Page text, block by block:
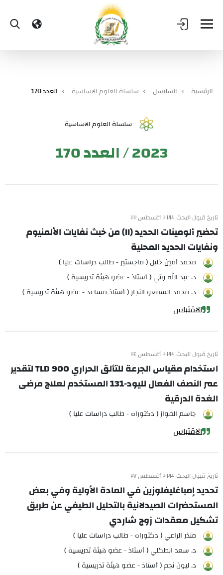
الرئيسية السلاسل سلسلة العلوم الاساسية العدد 170
سلسلة العلوم الاساسية
2023 / العدد 170
تاريخ قبول البحث ٢٠٢٣ أغسطس ٢٢
تحضير ألومينات الحديد (II) من خبث نفايات الألمنيوم
ونفايات الحديد المحلية
محمد أمين خليل ( ماجستير - طالب دراسات عليا )
د. عبد الله وتي ( أستاذ - عضو هيئة تدريسية )
د. محمد السمعو النجار ( أستاذ مساعد - عضو هيئة تدريسية )
الاقتباس
تاريخ قبول البحث ٢٠٢٣ أغسطس ٢٤
استخدام مقياس الجرعة للتألق الحراري TLD 900 لتقدير
عمر النصف الفعال لليود-131 المستخدم لعلاج مرضى
الغدة الدرقية
جاسم الفواز ( دكتوراه - طالب دراسات عليا )
الاقتباس
تاريخ قبول البحث ٢٠٢٣ أغسطس ٢٧
تحديد إمباغليفلوزين في المادة الأولية وفي بعض
المستحضرات الصيدلانية بالتحليل الطيفي عن طريق
تشكيل معقدات زوج شاردي
منذر الراعي ( دكتوراه - طالب دراسات عليا )
د. سعد انطكلي ( أستاذ - عضو هيئة تدريسية )
د. ليون نجم ( أستاذ - عضو هيئة تدريسية )